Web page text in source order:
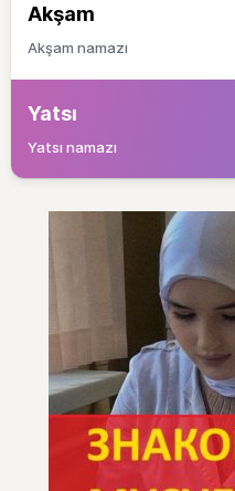
Akşam
Akşam namazı
Yatsı
Yatsı namazı